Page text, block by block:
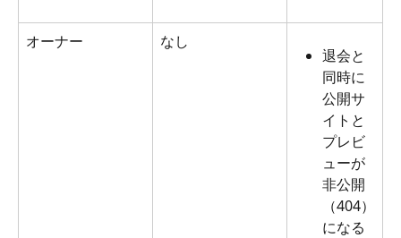
オーナー なし
退会と
同時に
公開サ
イトと
プレビ
ューが
非公開
（404）
になる